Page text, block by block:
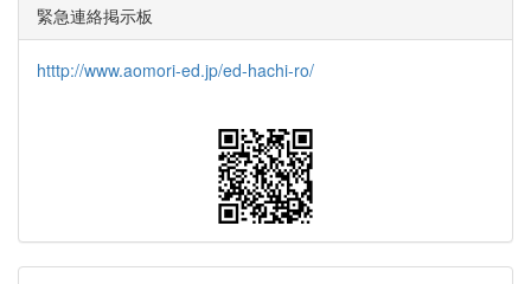
緊急連絡掲示板
htttp://www.aomori-ed.jp/ed-hachi-ro/